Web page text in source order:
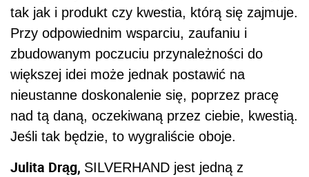
tak jak i produkt czy kwestia, którą się zajmuje.
Przy odpowiednim wsparciu, zaufaniu i
zbudowanym poczuciu przynależności do
większej idei może jednak postawić na
nieustanne doskonalenie się, poprzez pracę
nad tą daną, oczekiwaną przez ciebie, kwestią.
Jeśli tak będzie, to wygraliście oboje.
Julita Drąg, SILVERHAND jest jedną z